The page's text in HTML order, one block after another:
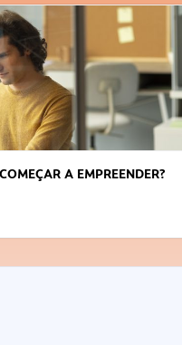
A EMPREENDER?